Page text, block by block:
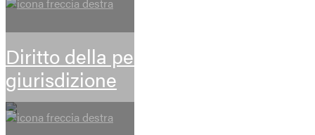
Diritto della persona e volontaria
giurisdizione